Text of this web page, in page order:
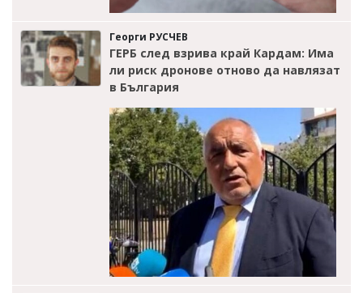
Георги РУСЧЕВ
ГЕРБ след взрива край Кардам: Има
ли риск дронове отново да навлязат
в България